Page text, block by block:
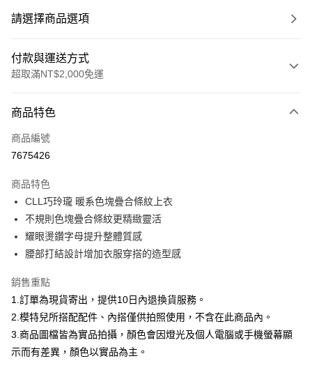
請選擇商品選項
付款與運送方式
超取滿NT$2,000免運
信用卡一次付款
信用卡分期付款
合作金庫商業銀行
華南商業銀行
彰化商業銀行
上海商業儲蓄銀行
國泰世華商業銀行
臺灣中小企業銀行
台中商業銀行
聯邦商業銀行
元大商業銀行
永豐商業銀行
台新國際商業銀行
中國信託商業銀行
台灣樂天信用卡公司
超商取貨付款
LINE Pay
Apple Pay
悠遊付
Google Pay
大哥付你分期
商品特色
商品編號
7675426
商品特色
CLL巧玲瓏 暖系色塊疊合條紋上衣
不規則色塊疊合條紋更精緻靈活
耀眼燙鑽字母提升整體質感
腰部打結設計增加衣服穿搭的造型感
銷售重點
1.訂單為現貨寄出，提供10日內退換貨服務。
2.模特兒所搭配配件、內搭僅供拍照使用，不含在此商品內。
3.商品圖檔皆為實品拍攝，顏色會因燈光及個人電腦或手機螢幕顯
示而有差異，顏色以實品為主。